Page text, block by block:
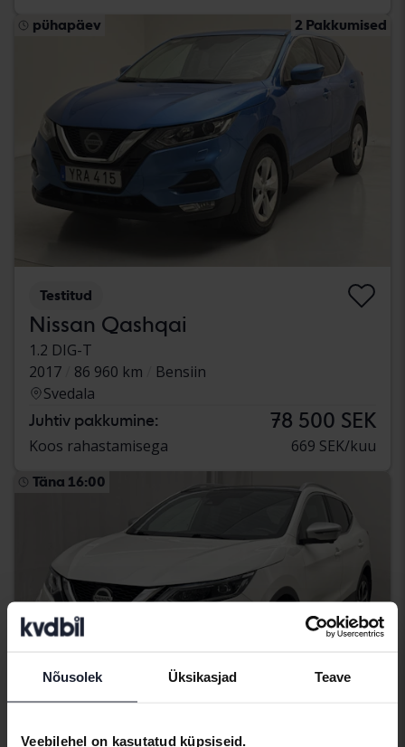
Nõusolek Üksikasjad Teave
Veebilehel on kasutatud küpsiseid.
pühapäev 2 Pakkumised
Testitud
Nissan Qashqai
1.2 DIG-T
2017
86 960 km
Bensiin
Svedala
Juhtiv pakkumine: 78 500 SEK
Koos rahastamisega 669 SEK/kuu
Täna 16:00